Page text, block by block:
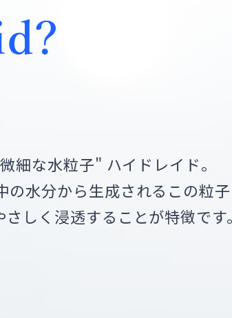
細な水粒子" ハイドレイド。
の水分から生成されるこの粒
しく浸透することが特徴です